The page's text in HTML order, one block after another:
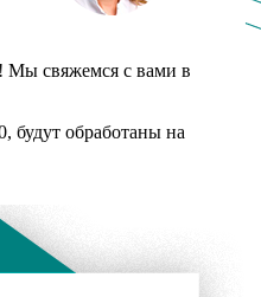
Мы свяжемся с вами в
будут обработаны на